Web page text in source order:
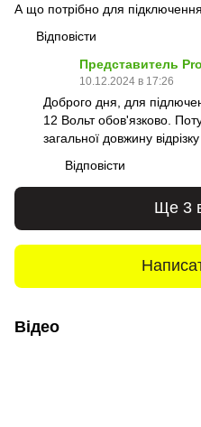
А що потрібно для
Відповісти
Представитель
10.12.2024 в 17:26
Доброго дня, для
12 Вольт обов'язково.
загальної довжину відрізку
Відповісти
Ще 3
Відео